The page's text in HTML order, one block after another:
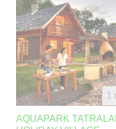
AQUAPARK
1